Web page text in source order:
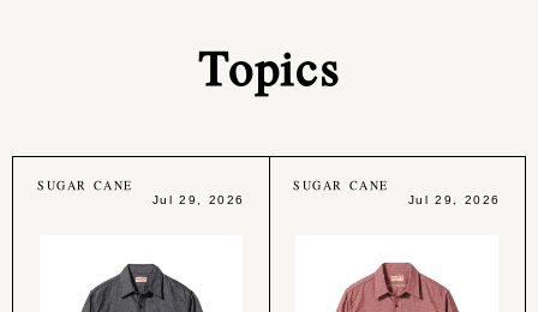
Topics
SUGAR CANE
Jul 29, 2026
SUGAR CANE
Jul 29, 2026